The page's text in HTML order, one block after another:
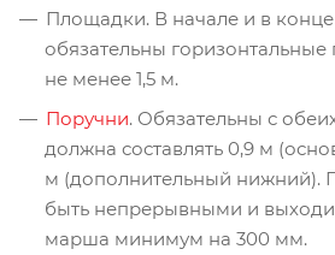
Площадки. В начале и в
обязательны
не менее 1,5 м.
Поручни. Обязательны с
должна составлять 0,9 м
м (дополнительный нижний).
быть непрерывными и
марша минимум на 300 мм.